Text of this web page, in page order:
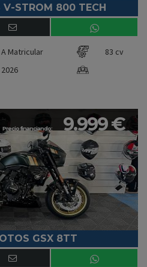
STROM 800 TECH
A Matricular
83 cv
2026
Precio financiando: 9.999 €
GSX 8TT